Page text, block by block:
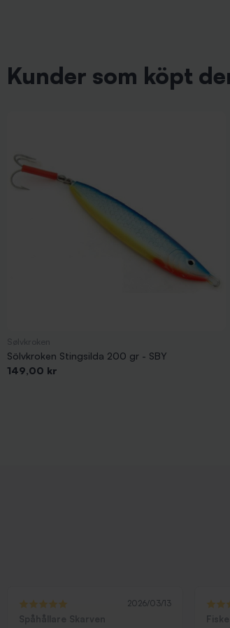
Kunder som köpt
Sölvkroken Stingsilda 200 gr - SBY
Pris
149,00 kr
2026/03/13
Spåhållare Skarven
Fiske